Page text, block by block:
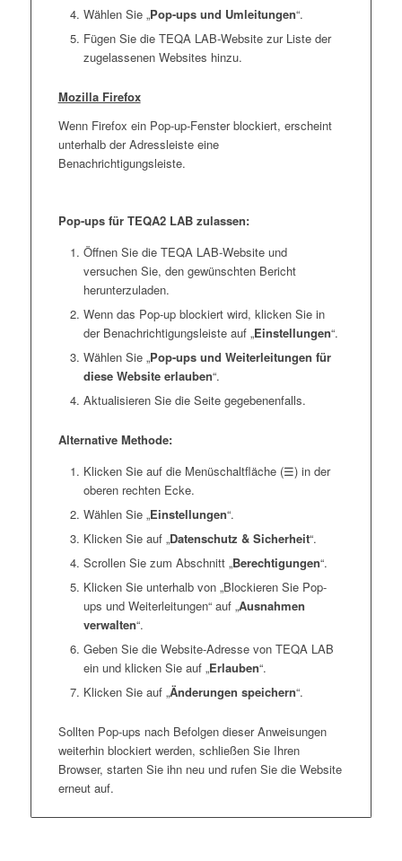
Wählen Sie „Pop-ups und Umleitungen“.
Fügen Sie die TEQA LAB-Website zur Liste der
zugelassenen Websites hinzu.
Mozilla Firefox
Wenn Firefox ein Pop-up-Fenster blockiert, erscheint
unterhalb der Adressleiste eine
Benachrichtigungsleiste.
Pop-ups für TEQA2 LAB zulassen:
Öffnen Sie die TEQA LAB-Website und
versuchen Sie, den gewünschten Bericht
herunterzuladen.
Wenn das Pop-up blockiert wird, klicken Sie in
der Benachrichtigungsleiste auf „Einstellungen“.
Wählen Sie „Pop-ups und Weiterleitungen für
diese Website erlauben“.
Aktualisieren Sie die Seite gegebenenfalls.
Alternative Methode:
Klicken Sie auf die Menüschaltfläche (☰) in der
oberen rechten Ecke.
Wählen Sie „Einstellungen“.
Klicken Sie auf „Datenschutz & Sicherheit“.
Scrollen Sie zum Abschnitt „Berechtigungen“.
Klicken Sie unterhalb von „Blockieren Sie Pop-
ups und Weiterleitungen“ auf „Ausnahmen
verwalten“.
Geben Sie die Website-Adresse von TEQA LAB
ein und klicken Sie auf „Erlauben“.
Klicken Sie auf „Änderungen speichern“.
Sollten Pop-ups nach Befolgen dieser Anweisungen
weiterhin blockiert werden, schließen Sie Ihren
Browser, starten Sie ihn neu und rufen Sie die Website
erneut auf.